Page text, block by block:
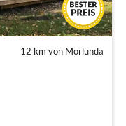
12 km von Mörlunda